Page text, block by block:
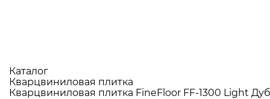
Каталог
Кварцвиниловая плитка
Кварцвиниловая плитка FineFloor FF-1300 Light